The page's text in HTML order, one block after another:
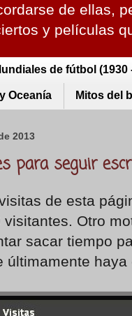
de ellas,
y películas
de fútbol (1930
Oceanía Mitos del
2013
para seguir
de esta
visitantes. Otro
sacar tiempo
últimamente